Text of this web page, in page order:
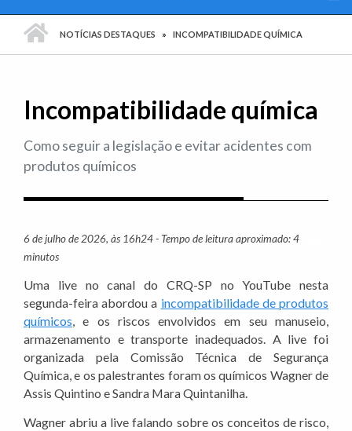
PÁGINA INICIAL
NOTÍCIAS DESTAQUES INCOMPATIBILIDADE QUÍMICA
Incompatibilidade química
Como seguir a legislação e evitar acidentes com
produtos químicos
6 de julho de 2026, às 16h24 - Tempo de leitura aproximado: 4
minutos
Uma live no canal do CRQ-SP no YouTube nesta
segunda-feira abordou a incompatibilidade de produtos
químicos, e os riscos envolvidos em seu manuseio,
armazenamento e transporte inadequados. A live foi
organizada pela Comissão Técnica de Segurança
Química, e os palestrantes foram os químicos Wagner de
Assis Quintino e Sandra Mara Quintanilha.
Wagner abriu a live falando sobre os conceitos de risco,